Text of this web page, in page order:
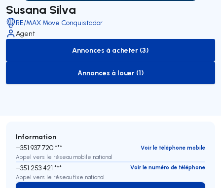
Susana Silva
RE/MAX Move Conquistador
Agent
to-buy-listing
Annonces à acheter (3)
to-rent-listing
Annonces à louer (1)
Information
+351 937 720 ***
Voir le téléphone mobile
Appel vers le réseau mobile national
+351 253 421 ***
Voir le numéro de téléphone
Appel vers le réseau fixe national